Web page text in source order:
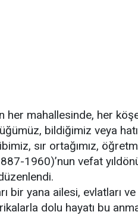
her mahallesinde, her
bildiğimiz veya
sır ortağımız,
1960)’nun vefat
bir yana ailesi, evlatları ve
dolu hayatı bu